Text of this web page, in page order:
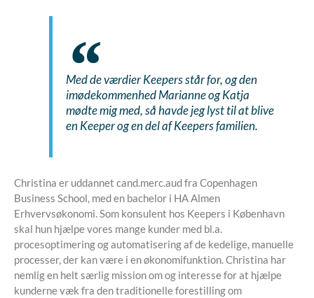
Med de værdier Keepers står for, og den
imødekommenhed Marianne og Katja
mødte mig med, så havde jeg lyst til at blive
en Keeper og en del af Keepers familien.
Christina er uddannet cand.merc.aud fra Copenhagen
Business School, med en bachelor i HA Almen
Erhvervsøkonomi. Som konsulent hos Keepers i København
skal hun hjælpe vores mange kunder med bl.a.
procesoptimering og automatisering af de kedelige, manuelle
processer, der kan være i en økonomifunktion. Christina har
nemlig en helt særlig mission om og interesse for at hjælpe
kunderne væk fra den traditionelle forestilling om